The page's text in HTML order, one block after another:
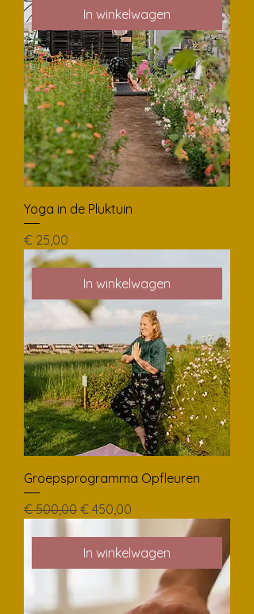
In winkelwagen
Yoga in de Pluktuin
Prijs
€ 25,00
In winkelwagen
Groepsprogramma Opfleuren
Normale prijs
€ 500,00 Verkoopprijs
€ 450,00
In winkelwagen